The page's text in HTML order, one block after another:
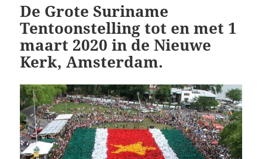
De Grote Suriname
Tentoonstelling tot en met 1
maart 2020 in de Nieuwe
Kerk, Amsterdam.